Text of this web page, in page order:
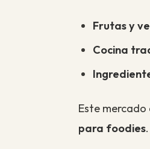
Frutas y
Cocina
Este mercado
para foodies.